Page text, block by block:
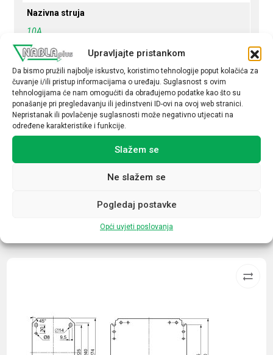
Upravljajte pristankom
Da bismo pružili najbolje iskustvo, koristimo tehnologije poput kolačića za
čuvanje i/ili pristup informacijama o uređaju. Suglasnost s ovim
tehnologijama će nam omogućiti da obrađujemo podatke kao što su
ponašanje pri pregledavanju ili jedinstveni ID-ovi na ovoj web stranici.
Nepristanak ili povlačenje suglasnosti može negativno utjecati na
određene karakteristike i funkcije.
Slažem se
Ne slažem se
Pogledaj postavke
Opći uvjeti poslovanja
Nazivna struja
10A
Krivulja
B
Prekidna moć
6kA
Tip opreme / uređaja
Minijaturni automatski prekidač
Povezani proizvodi